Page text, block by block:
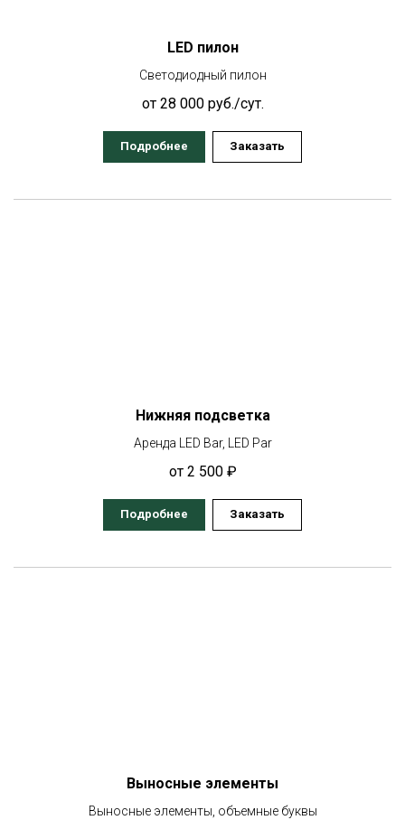
LED пилон
Светодиодный пилон
от 28 000 руб./сут.
Подробнее Заказать
Нижняя подсветка
Аренда LED Bar, LED Par
от 2 500 ₽
Подробнее Заказать
Выносные элементы
Выносные элементы, объемные буквы